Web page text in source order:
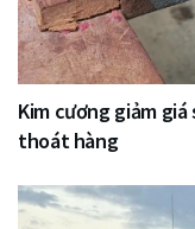
Kim cương giảm
thoát hàng